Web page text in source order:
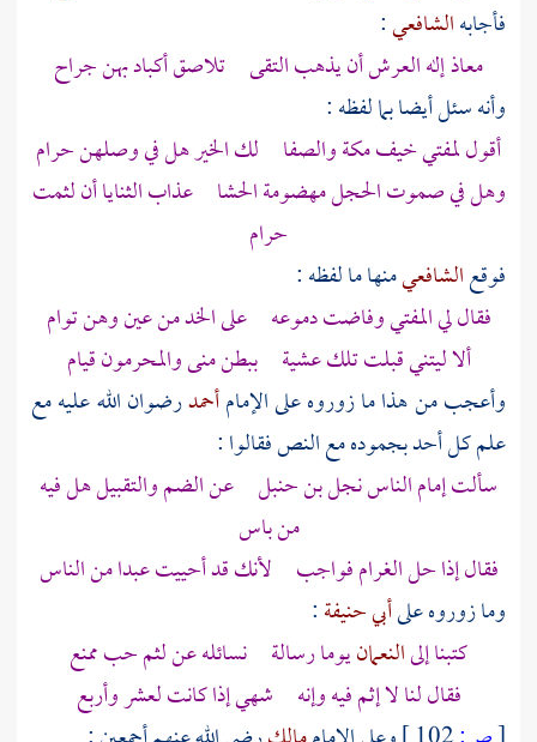
فأجابهالشافعي:
معاذ إله العرش أن يذهب التقى تلاصق أكباد بهن جراح
وأنه سئل أيضا بما لفظه :
أقول لمفتي خيفمكةوالصفا لك الخير هل في وصلهن حرام
وهل في صموت الحجل مهضومة الحشا عذاب الثنايا أن لثمت
حرام
فوقعالشافعيمنها ما لفظه :
فقال لي المفتي وفاضت دموعه على الخد من عين وهن توام
ألا ليتني قبلت تلك عشيةببطن منىوالمحرمون قيام
وأعجب من هذا ما زوروه على الإمامأحمدرضوان الله عليه مع
علم كل أحد بجموده مع النص فقالوا :
سألت إمام الناسنجل بن حنبل عن الضم والتقبيل هل فيه
من باس
فقال إذا حل الغرام فواجب لأنك قد أحييت عبدا من الناس
وما زوروه علىأبي حنيفة:
كتبنا إلىالنعمانيوما رسالة نسائله عن لثم حب ممنع
فقال لنا لا إثم فيه وإنه شهي إذا كانت لعشر وأربع